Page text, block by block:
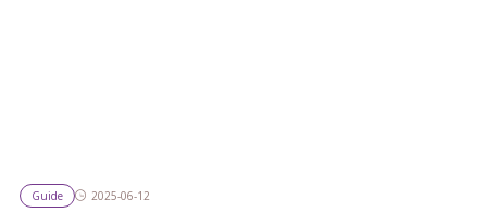
Guide 2025-06-12